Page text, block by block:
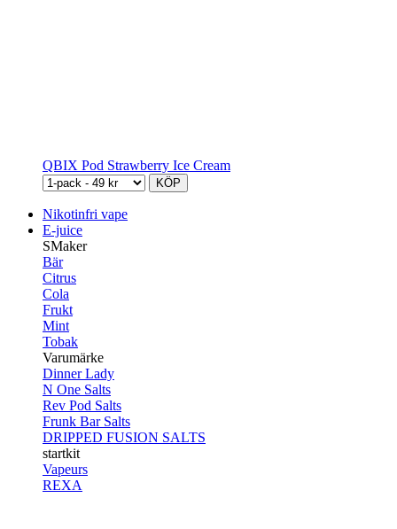
QBIX Pod Strawberry Ice Cream
KÖP
Nikotinfri vape
E-juice
SMaker
Bär
Citrus
Cola
Frukt
Mint
Tobak
Varumärke
Dinner Lady
N One Salts
Rev Pod Salts
Frunk Bar Salts
DRIPPED FUSION SALTS
startkit
Vapeurs
REXA